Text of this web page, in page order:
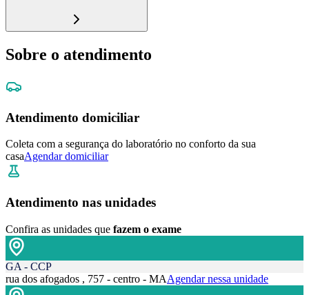
Sobre o atendimento
Atendimento domiciliar
Coleta com a segurança do laboratório no conforto da sua
casaAgendar domiciliar
Atendimento nas unidades
Confira as unidades que fazem o exame
GA - CCP
rua dos afogados , 757 - centro - MAAgendar nessa unidade